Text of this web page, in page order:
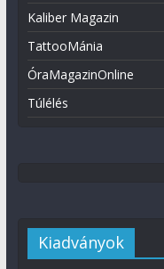
Kaliber Magazin
TattooMánia
ÓraMagazinOnline
Túlélés
Kiadványok